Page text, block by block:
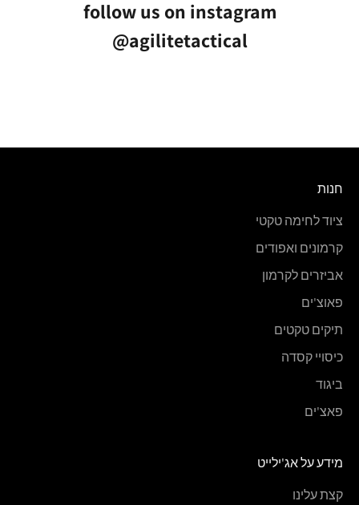
follow us on instagram
@agilitetactical
חנות
ציוד לחימה טקטי
קרמונים ואפודים
אביזרים לקרמון
פאוצ'ים
תיקים טקטים
כיסויי קסדה
ביגוד
פאצ'ים
מידע על אג'ילייט
קצת עלינו